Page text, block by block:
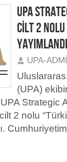
UPA
CİLT 2
YAYIMLANDI
UPA-
(UPA)
Strategic
2 nolu